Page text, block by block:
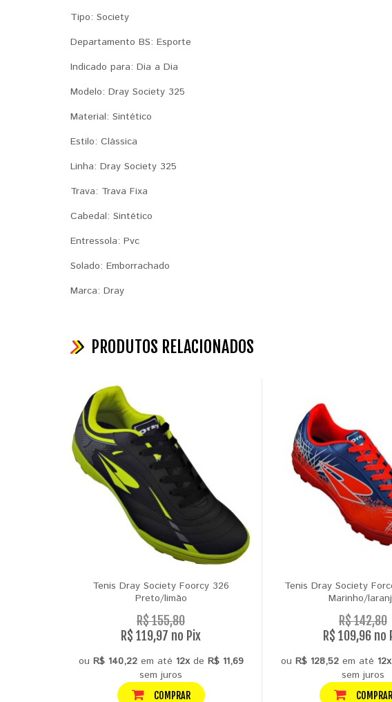
Tipo: Society
Departamento BS: Esporte
Indicado para: Dia a Dia
Modelo: Dray Society 325
Material: Sintético
Estilo: Clássica
Linha: Dray Society 325
Trava: Trava Fixa
Cabedal: Sintético
Entressola: Pvc
Solado: Emborrachado
Marca: Dray
PRODUTOS RELACIONADOS
Tenis Dray Society Foorcy 326
Preto/limão
R$ 155,80
R$ 119,97 no Pix
ou R$ 140,22em até 12xde R$ 11,69
sem juros
COMPRAR
Tenis Dray Society
Marinho/
R$ 142,80
R$ 109,96 no
ou R$ 128,52 em até 12x
sem juros
COMPRAR